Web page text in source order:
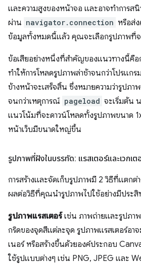
และความสูงของหน้าจอ และอาจทำการสนิ
ผ่าน navigator.connection หรือส่
ข้อมูลทั้งหมดนี้แล้ว คุณจะเลือกรูปภาพที่จ
ข้อเสียอย่างหนึ่งที่สำคัญของแนวทางนี้คือ
ทำให้การโหลดรูปภาพล่าช้าจนกว่าโปรแกร
ข้างหน้าจะเสร็จสิ้น ซึ่งหมายความว่ารูปภา
จนกว่าเหตุการณ์ pageload จะเริ่มต้น
แนวโน้มที่จะดาวน์โหลดทั้งรูปภาพขนาด
หน้าเว็บมีขนาดใหญ่ขึ้น
รูปภาพที่ฝังในบรรทัด: แรสเตอร์และเวกเต
การสร้างและจัดเก็บรูปภาพมี 2 วิธีที่แตก
ผลต่อวิธีที่คุณนำรูปภาพไปใช้อย่างมีประ
รูปภาพแรสเตอร์เช่น ภาพถ่ายและรูปภา
กริดของจุดสีแต่ละจุด รูปภาพแรสเตอร์อา
เนอร์ หรือสร้างขึ้นด้วยองค์ประกอบ
ใช้รูปแบบต่างๆ เช่น PNG, JPEG และ